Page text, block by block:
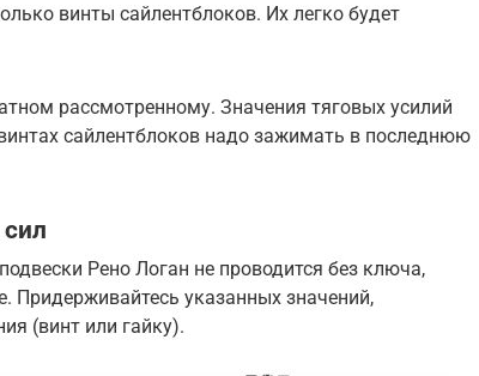
винты сайлентблоков. Их легко будет
рассмотренному. Значения тяговых усилий
сайлентблоков надо зажимать в последнюю
Рено Логан не проводится без ключа,
Придерживайтесь указанных значений,
(винт или гайку).